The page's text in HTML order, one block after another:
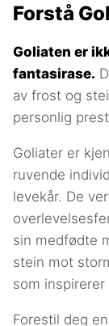
Forstå
Goliaten er
fantasirase.
av frost og
personlig
Goliater er
ruvende
levekår. De
sin medfødte
stein mot
som inspirerer
Forestil deg